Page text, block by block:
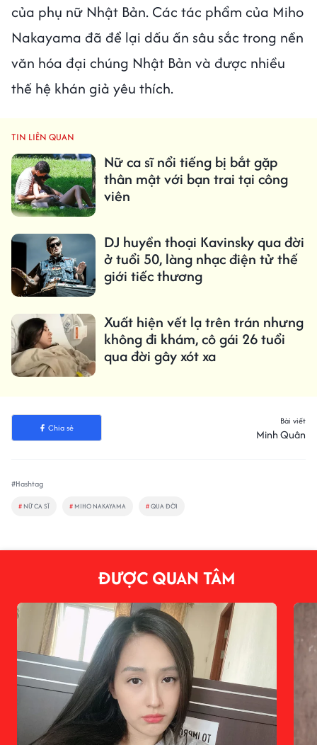
của phụ nữ Nhật Bản. Các tác phẩm của Miho
Nakayama đã để lại dấu ấn sâu sắc trong nền
văn hóa đại chúng Nhật Bản và được nhiều
thế hệ khán giả yêu thích.
TIN LIÊN QUAN
Nữ ca sĩ nổi tiếng bị bắt gặp
thân mật với bạn trai tại công
viên
DJ huyền thoại Kavinsky qua đời
ở tuổi 50, làng nhạc điện tử thế
giới tiếc thương
Xuất hiện vết lạ trên trán nhưng
không đi khám, cô gái 26 tuổi
qua đời gây xót xa
Chia sẻ
Bài viết
Minh Quân
#Hashtag
# NỮ CA SĨ # MIHO NAKAYAMA #QUA ĐỜI
ĐƯỢC QUAN TÂM